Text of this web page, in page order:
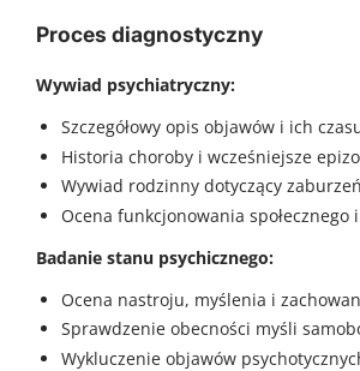
Proces diagnostyczny
Wywiad psychiatryczny:
Szczegółowy opis objawów i ich
Historia choroby i wcześniejsze
Wywiad rodzinny dotyczący
Ocena funkcjonowania społecznego
Badanie stanu psychicznego:
Ocena nastroju, myślenia i
Sprawdzenie obecności myśli
Wykluczenie objawów